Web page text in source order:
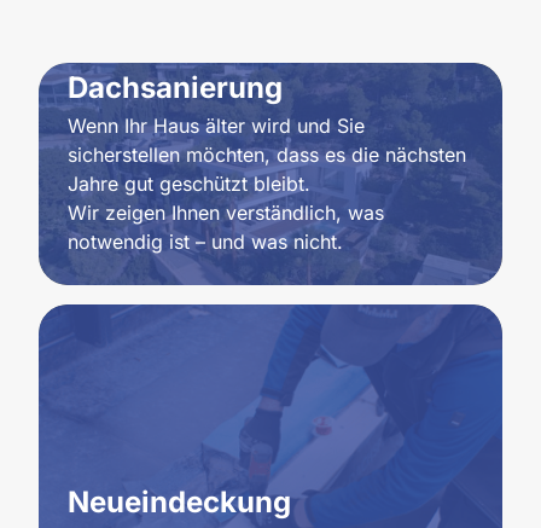
Dachsanierung
Wenn Ihr Haus älter wird und Sie
sicherstellen möchten, dass es die nächsten
Jahre gut geschützt bleibt.
Wir zeigen Ihnen verständlich, was
notwendig ist – und was nicht.
Neueindeckung